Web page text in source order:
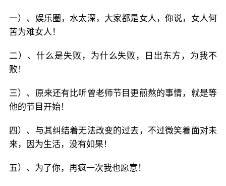
一）、娱乐圈，水太深，大家都是女人，你说，女人何
苦为难女人！
二）、什么是失败，为什么失败，日出东方，为我不
败！
三）、原来还有比听曾老师节目更煎熬的事情，就是等
他的节目开始！
四）、与其纠结着无法改变的过去，不过微笑着面对未
来，因为生活，没有如果！
五）、为了你，再疯一次我也愿意！